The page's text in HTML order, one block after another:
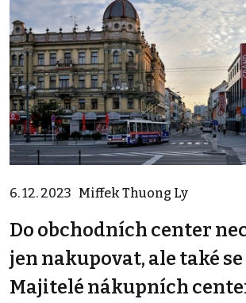
6. 12. 2023 Miffek Thuong Ly
Do obchodních center
jen nakupovat, ale také
Majitelé nákupních